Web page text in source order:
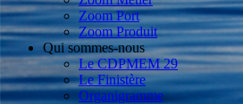
Zoom Port
Zoom Produit
Qui sommes-nous
Le CDPMEM 29
Le Finistère
Organigramme